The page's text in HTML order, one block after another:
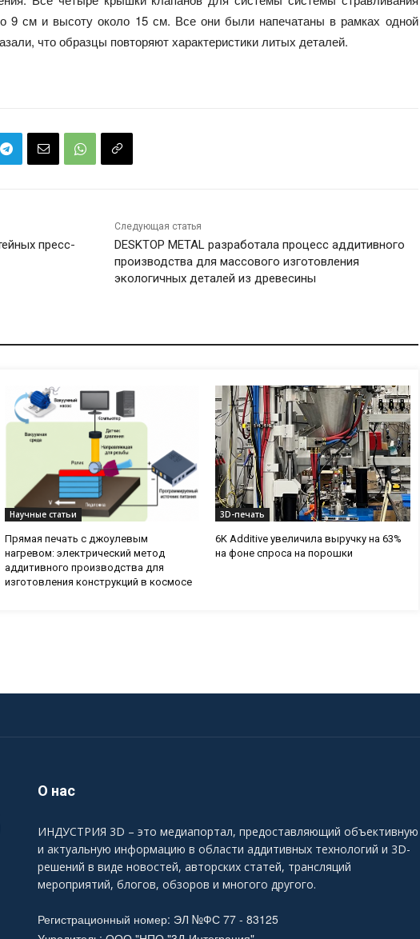
9 см и высоту около 15 см. Все они были напечатаны в рамках одной
что образцы повторяют характеристики литых деталей.
пресс-
Следующая статья
DESKTOP METAL разработала процесс аддитивного
производства для массового изготовления
экологичных деталей из древесины
Научные статьи
Прямая печать с джоулевым
нагревом: электрический метод
аддитивного производства для
изготовления конструкций в космосе
3D-печать
6K Additive увеличила выручку на 63%
на фоне спроса на порошки
О нас
ИНДУСТРИЯ 3D – это медиапортал, предоставляющий объективную
и актуальную информацию в области аддитивных технологий и 3D-
решений в виде новостей, авторских статей, трансляций
мероприятий, блогов, обзоров и многого другого.
Регистрационный номер: ЭЛ №ФС 77 - 83125